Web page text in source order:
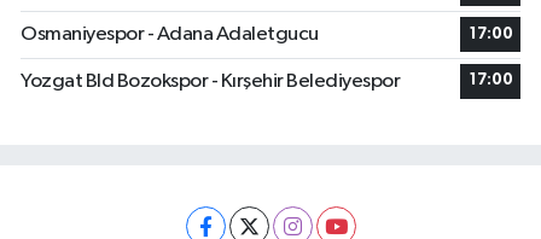
Osmaniyespor - Adana Adaletgucu 17:00
Yozgat Bld Bozokspor - Kırşehir Belediyespor 17:00